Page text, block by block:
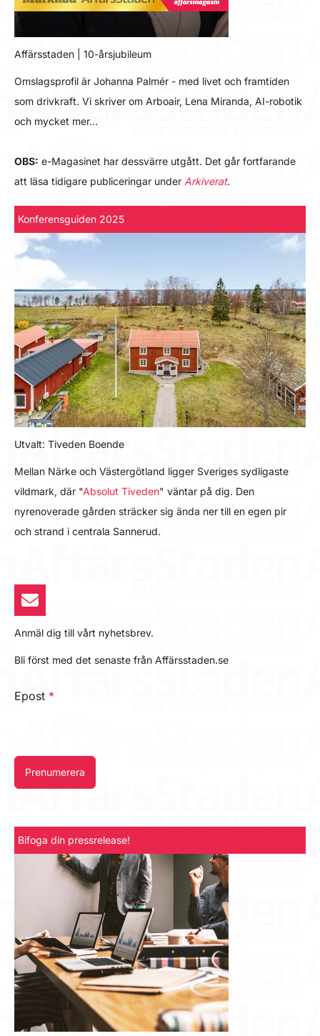
Affärsstaden | 10-årsjubileum
Omslagsprofil är Johanna Palmér - med livet och framtiden
som drivkraft. Vi skriver om Arboair, Lena Miranda, AI-robotik
och mycket mer…
OBS: e-Magasinet har dessvärre utgått. Det går fortfarande
att läsa tidigare publiceringar under Arkiverat.
Konferensguiden 2025
Utvalt: Tiveden Boende
Mellan Närke och Västergötland ligger Sveriges sydligaste
vildmark, där "Absolut Tiveden" väntar på dig. Den
nyrenoverade gården sträcker sig ända ner till en egen pir
och strand i centrala Sannerud.
Anmäl dig till vårt nyhetsbrev.
Bli först med det senaste från Affärsstaden.se
Epost *
Prenumerera
Bifoga din pressrelease!